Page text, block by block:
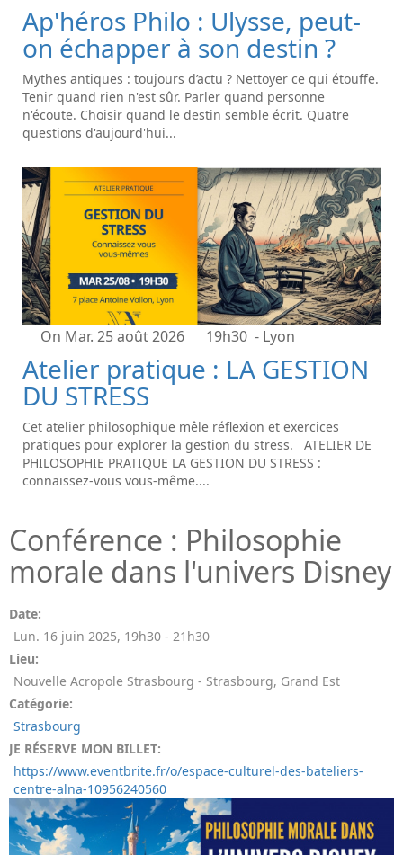
Ap'héros Philo : Ulysse, peut-
on échapper à son destin ?
Mythes antiques : toujours d’actu ? Nettoyer ce qui étouffe.
Tenir quand rien n'est sûr. Parler quand personne
n'écoute. Choisir quand le destin semble écrit. Quatre
questions d'aujourd'hui...
On Mar. 25 août 2026 19h30 - Lyon
Atelier pratique : LA GESTION
DU STRESS
Cet atelier philosophique mêle réflexion et exercices
pratiques pour explorer la gestion du stress. ATELIER DE
PHILOSOPHIE PRATIQUE LA GESTION DU STRESS :
connaissez-vous vous-même....
Conférence : Philosophie
morale dans l'univers Disney
Date:
Lun. 16 juin 2025, 19h30 - 21h30
Lieu:
Nouvelle Acropole Strasbourg - Strasbourg, Grand Est
Catégorie:
Strasbourg
JE RÉSERVE MON BILLET:
https://www.eventbrite.fr/o/espace-culturel-des-bateliers-
centre-alna-10956240560